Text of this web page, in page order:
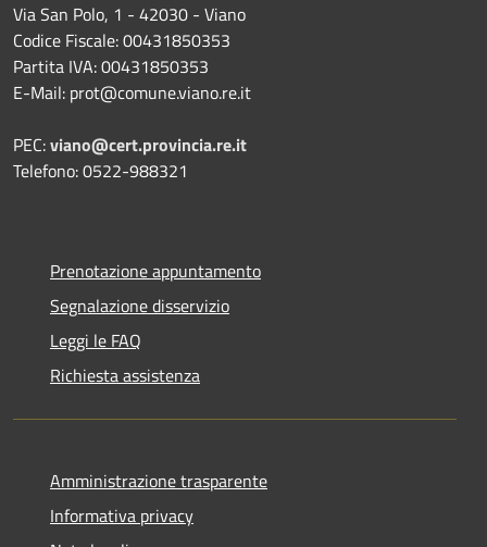
Via San Polo, 1 - 42030 - Viano
Codice Fiscale: 00431850353
Partita IVA: 00431850353
E-Mail: prot@comune.viano.re.it
PEC:viano@cert.provincia.re.it
Telefono: 0522-988321
Prenotazione appuntamento
Segnalazione disservizio
Leggi le FAQ
Richiesta assistenza
Amministrazione trasparente
Informativa privacy